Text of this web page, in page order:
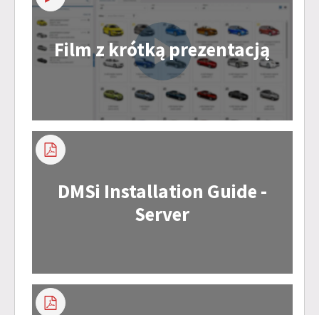
Film z krótką prezentacją
DMSi Installation Guide -
Server